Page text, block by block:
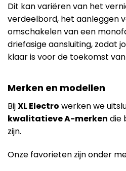
Dit kan variëren van het
verdeelbord, het aanleggen
omschakelen van een
driefasige aansluiting, zodat
klaar is voor de toekomst
Merken en modellen
BijXL Electro werken we
kwalitatieve A-merken die
zijn.
Onze favorieten zijn onder